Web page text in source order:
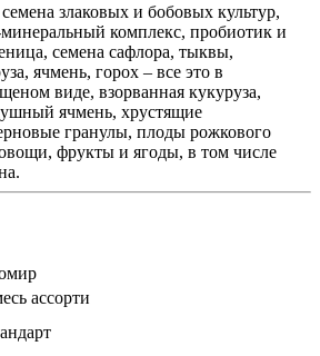
злаковых и бобовых культур,
комплекс, пробиотик и
семена сафлора, тыквы,
ячмень, горох – все это в
виде, взорванная кукуруза,
ячмень, хрустящие
гранулы, плоды рожкового
овощи, фрукты и ягоды, в том числе
ассорти